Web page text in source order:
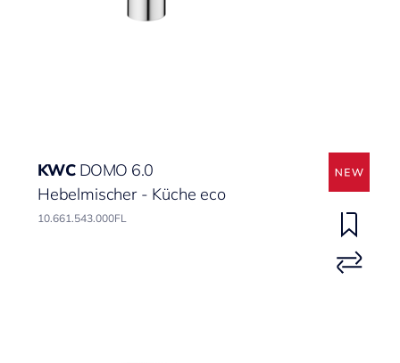
KWC DOMO 6.0
Hebelmischer - Küche eco
10.661.543.000FL